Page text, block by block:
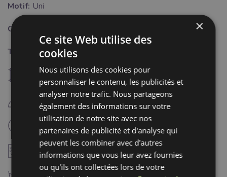
Motif: Uni
Couleur:
Traitement:
U ne pas sécher à machine
D repassage fer froid (110°C)
L nettoyage à sec professionnel
A ne pas utiliser d'adoucissant
×
Ce site Web utilise des
cookies
Nous utilisons des cookies pour
personnaliser le contenu, les publicités et
analyser notre trafic. Nous partageons
également des informations sur votre
utilisation de notre site avec nos
partenaires de publicité et d'analyse qui
peuvent les combiner avec d'autres
informations que vous leur avez fournies
ou qu'ils ont collectées lors de votre